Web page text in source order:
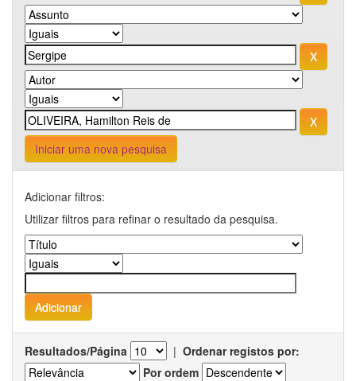
Iniciar uma nova pesquisa
Adicionar filtros:
Utilizar filtros para refinar o resultado da pesquisa.
Resultados/Página | Ordenar registos por:
Por ordem